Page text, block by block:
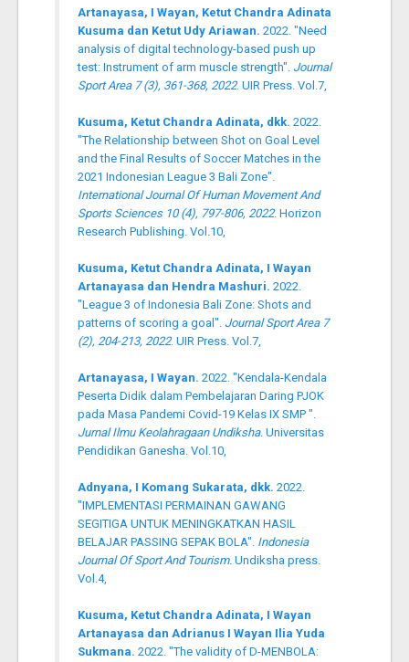
Artanayasa, I Wayan, Ketut Chandra Adinata
Kusuma dan Ketut Udy Ariawan. 2022. "Need
analysis of digital technology-based push up
test: Instrument of arm muscle strength". Journal
Sport Area 7 (3), 361-368, 2022. UIR Press. Vol.7,
Kusuma, Ketut Chandra Adinata, dkk. 2022.
"The Relationship between Shot on Goal Level
and the Final Results of Soccer Matches in the
2021 Indonesian League 3 Bali Zone".
International Journal Of Human Movement And
Sports Sciences 10 (4), 797-806, 2022. Horizon
Research Publishing. Vol.10,
Kusuma, Ketut Chandra Adinata, I Wayan
Artanayasa dan Hendra Mashuri. 2022.
"League 3 of Indonesia Bali Zone: Shots and
patterns of scoring a goal". Journal Sport Area 7
(2), 204-213, 2022. UIR Press. Vol.7,
Artanayasa, I Wayan. 2022. "Kendala-Kendala
Peserta Didik dalam Pembelajaran Daring PJOK
pada Masa Pandemi Covid-19 Kelas IX SMP ".
Jurnal Ilmu Keolahragaan Undiksha. Universitas
Pendidikan Ganesha. Vol.10,
Adnyana, I Komang Sukarata, dkk. 2022.
"IMPLEMENTASI PERMAINAN GAWANG
SEGITIGA UNTUK MENINGKATKAN HASIL
BELAJAR PASSING SEPAK BOLA". Indonesia
Journal Of Sport And Tourism. Undiksha press.
Vol.4,
Kusuma, Ketut Chandra Adinata, I Wayan
Artanayasa dan Adrianus I Wayan Ilia Yuda
Sukmana. 2022. "The validity of D-MENBOLA: